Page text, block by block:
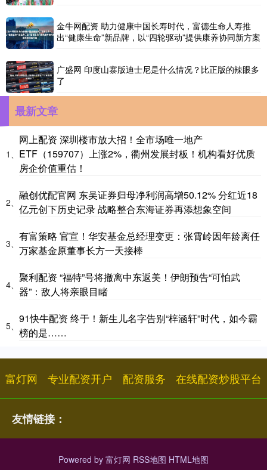
金牛网配资 助力健康中国长寿时代，富德生命人寿推
出“健康生命”新品牌，以“四轮驱动”提供康养协同新方案
广盛网 印度山寨版迪士尼是什么情况？比正版的辣眼多
了
最新文章
1、
网上配资 深圳楼市放大招！全市场唯一地产
ETF（159707）上涨2%，衢州发展封板！机构看好优质
房企价值重估！
2、
融创优配官网 东吴证券归母净利润高增50.12% 分红近18
亿元创下历史记录 战略整合东海证券再添想象空间
3、
有富策略 官宣！华安基金总经理变更：张霄岭因年龄离任
万家基金原董事长方一天接棒
4、
聚利配资 “福特”号将撤离中东返美！伊朗预告“可怕武
器”：敌人将亲眼目睹
5、
91快牛配资 终于！新生儿名字告别“梓涵轩”时代，如今霸
榜的是……
富灯网 专业配资开户 配资服务 在线配资炒股平台
友情链接：
Powered by 富灯网 RSS地图 HTML地图